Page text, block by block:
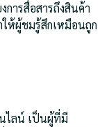
การสื่อสารถึงสินค้า
ให้ผู้ชมรู้สึกเหมือนถูก
ไลน์ เป็นผู้ที่มี